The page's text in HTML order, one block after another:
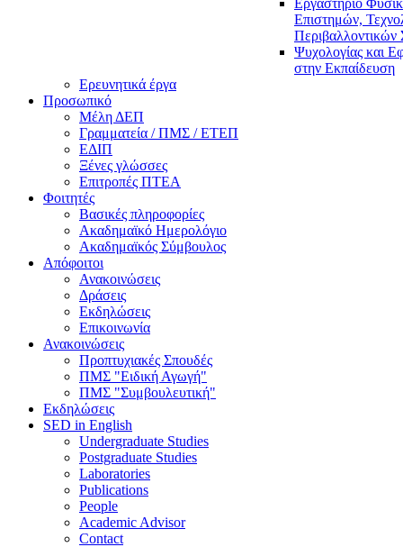
Εργαστήριο
Επιστημών,
Ψυχολογίας και
στην Εκπαίδευση
Ερευνητικά έργα
Προσωπικό
Μέλη ΔΕΠ
Γραμματεία / ΠΜΣ / ΕΤΕΠ
ΕΔΙΠ
Ξένες γλώσσες
Επιτροπές ΠΤΕΑ
Φοιτητές
Βασικές πληροφορίες
Ακαδημαϊκό Ημερολόγιο
Ακαδημαϊκός Σύμβουλος
Απόφοιτοι
Ανακοινώσεις
Δράσεις
Εκδηλώσεις
Επικοινωνία
Ανακοινώσεις
Προπτυχιακές Σπουδές
ΠΜΣ "Ειδική Αγωγή"
ΠΜΣ "Συμβουλευτική"
Εκδηλώσεις
SED in English
Undergraduate Studies
Postgraduate Studies
Laboratories
Publications
People
Academic Advisor
Contact